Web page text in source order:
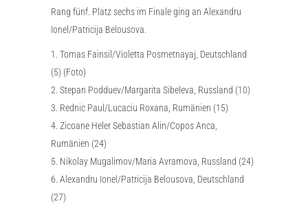
Rang fünf. Platz sechs im Finale ging an Alexandru
Ionel/Patricija Belousova.
1. Tomas Fainsil/Violetta Posmetnayaj, Deutschland
(5) (Foto)
2. Stepan Podduev/Margarita Sibeleva, Russland (10)
3. Rednic Paul/Lucaciu Roxana, Rumänien (15)
4. Zicoane Heler Sebastian Alin/Copos Anca,
Rumänien (24)
5. Nikolay Mugalimov/Maria Avramova, Russland (24)
6. Alexandru Ionel/Patricija Belousova, Deutschland
(27)